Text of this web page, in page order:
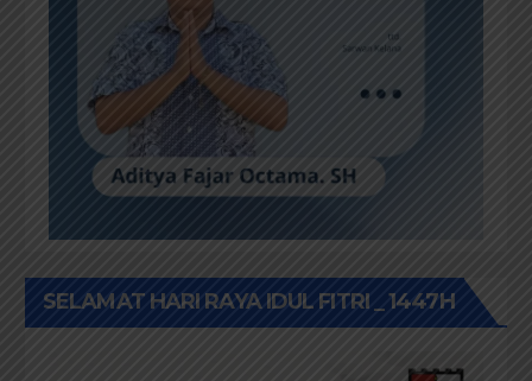
SELAMAT HARI RAYA IDUL FITRI _ 1447H